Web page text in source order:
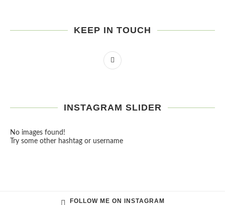
KEEP IN TOUCH
INSTAGRAM SLIDER
No images found!
Try some other hashtag or username
FOLLOW ME ON INSTAGRAM